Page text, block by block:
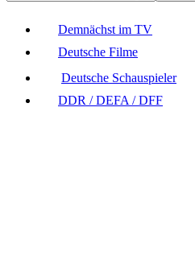
Demnächst im TV
Deutsche Filme
Deutsche Schauspieler
DDR / DEFA / DFF